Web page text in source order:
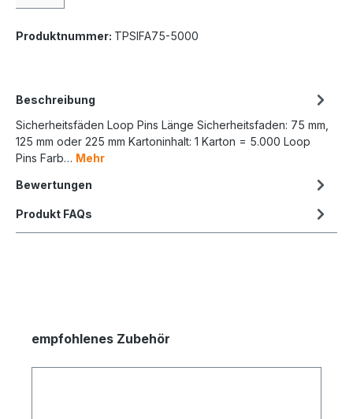
Produktnummer: TPSIFA75-5000
Beschreibung
Sicherheitsfäden Loop Pins Länge Sicherheitsfaden: 75 mm,
125 mm oder 225 mm Kartoninhalt: 1 Karton = 5.000 Loop
Pins Farb… Mehr
Bewertungen
Produkt FAQs
empfohlenes Zubehör